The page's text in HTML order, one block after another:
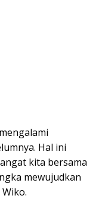
Hal ini
kita bersama
mewujudkan